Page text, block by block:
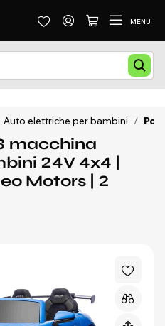
MENU
Auto elettriche per bambini /
macchina
24V 4x4 |
Motors | 2